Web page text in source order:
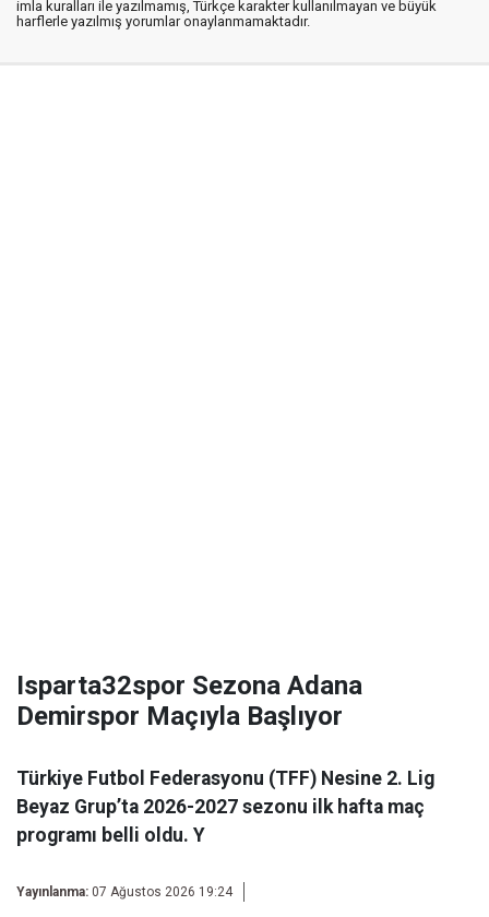
imla kuralları ile yazılmamış, Türkçe karakter kullanılmayan ve büyük
harflerle yazılmış yorumlar onaylanmamaktadır.
Isparta32spor Sezona Adana
Demirspor Maçıyla Başlıyor
Türkiye Futbol Federasyonu (TFF) Nesine 2. Lig
Beyaz Grup’ta 2026-2027 sezonu ilk hafta maç
programı belli oldu. Y
Yayınlanma: 07 Ağustos 2026 19:24